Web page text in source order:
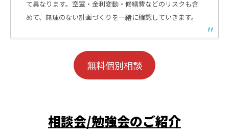
て異なります。空室・金利変動・修繕費などのリスクも含
めて、無理のない計画づくりを一緒に確認していきます。
無料個別相談
相談会/勉強会のご紹介